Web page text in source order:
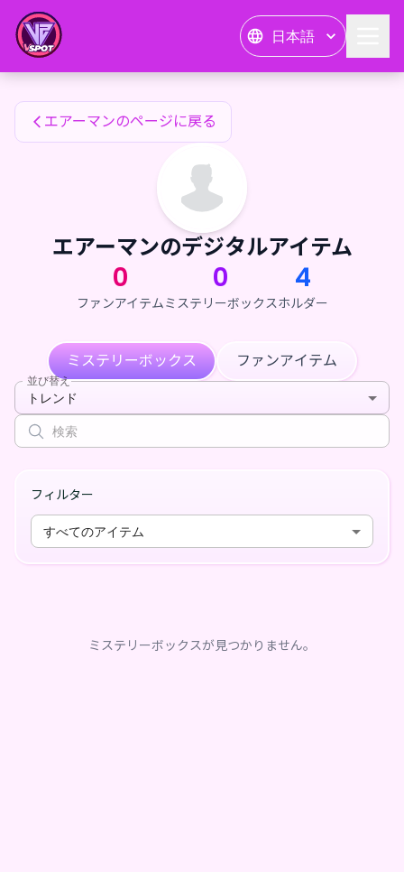
日本語
エアーマンのファンアイテム
エアーマンのページに戻る
エアーマンのデジタルアイテム
0
ファンアイテム
0
ミステリーボックス
4
ホルダー
ミステリーボックス ファンアイテム
並び替え
トレンド
フィルター
すべてのアイテム
ミステリーボックスが見つかりません。
エアーマンのファンアイテム — 24karat